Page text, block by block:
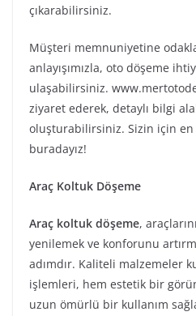
çıkarabilirsiniz.
Müşteri memnuniyetine
anlayışımızla, oto döşeme
ulaşabilirsiniz.
ziyaret ederek, detaylı bilgi
oluşturabilirsiniz. Sizin için
buradayız!
Araç Koltuk Döşeme
Araç koltuk döşeme,
yenilemek ve konforunu
adımdır. Kaliteli malzemeler
işlemleri, hem estetik bir
uzun ömürlü bir kullanım